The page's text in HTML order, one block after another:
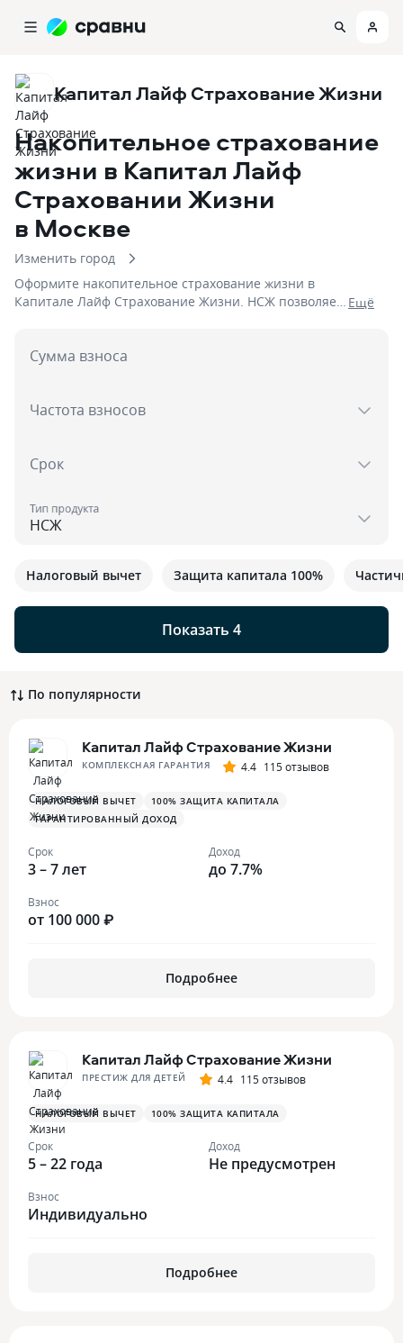
Капитал Лайф Страхование Жизни
Накопительное страхование
жизни в Капитал Лайф
Страховании Жизни
в Москве
Изменить город
Оформите накопительное страхование жизни в
Капитале Лайф Страхование Жизни. НСЖ позволяет
лучшее решение не выходя из дома.
Eщё
Сумма взноса
Частота взносов
Срок
Тип продукта
Показать 4
Налоговый вычет Защита капитала 100%
По популярности
Капитал Лайф Страхование Жизни
КОМПЛЕКСНАЯ ГАРАНТИЯ 4.4 115 отзывов
НАЛОГОВЫЙ ВЫЧЕТ
100% ЗАЩИТА КАПИТАЛА
ГАРАНТИРОВАННЫЙ ДОХОД
Срок
3 – 7 лет
Доход
до 7.7%
Взнос
от 100 000 ₽
Подробнее
Капитал Лайф Страхование Жизни
ПРЕСТИЖ ДЛЯ ДЕТЕЙ 4.4 115 отзывов
НАЛОГОВЫЙ ВЫЧЕТ 100% ЗАЩИТА КАПИТАЛА
Срок
5 – 22 года
Доход
Не предусмотрен
Взнос
Индивидуально
Подробнее